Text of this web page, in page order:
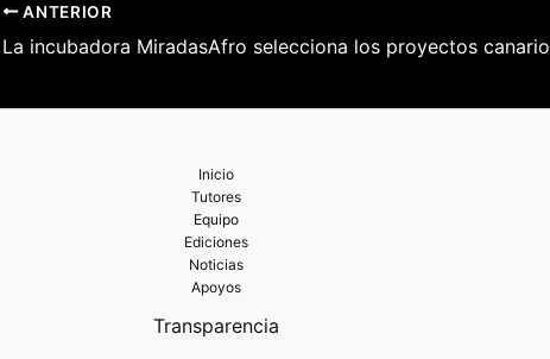
ANTERIOR
Inicio
Tutores
Equipo
Ediciones
Noticias
Apoyos
Transparencia